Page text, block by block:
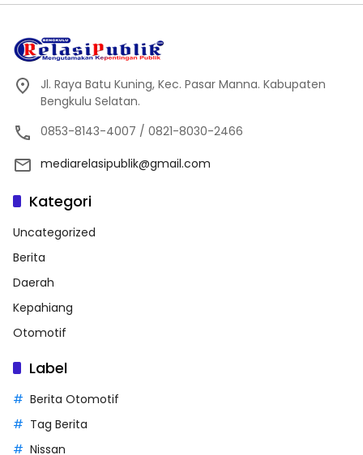
Jl. Raya Batu Kuning, Kec. Pasar Manna. Kabupaten
Bengkulu Selatan.
0853-8143-4007 / 0821-8030-2466
mediarelasipublik@gmail.com
Kategori
Uncategorized
Berita
Daerah
Kepahiang
Otomotif
Label
Berita Otomotif
Tag Berita
Nissan